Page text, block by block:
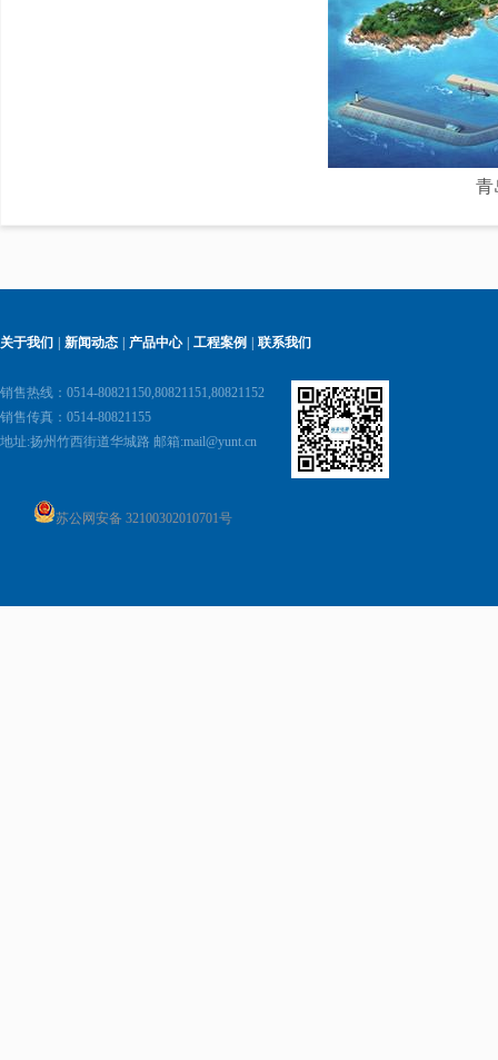
青
关于我们 新闻动态 产品中心 工程案例 联系我们
销售热线：0514-80821150,80821151,80821152
销售传真：0514-80821155
地址:扬州竹西街道华城路 邮箱:mail@yunt.cn
苏公网安备 32100302010701号